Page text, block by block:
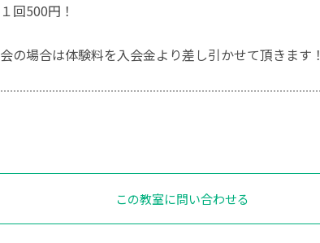
回500円！
の場合は体験料を入会金より差し引かせて頂きます！
この教室に問い合わせる